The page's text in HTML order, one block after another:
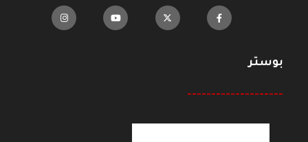
بوستر
--------------------